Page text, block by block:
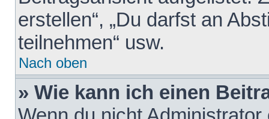
erstellen“, „Du darfst an
teilnehmen“ usw.
Nach oben
» Wie kann ich einen